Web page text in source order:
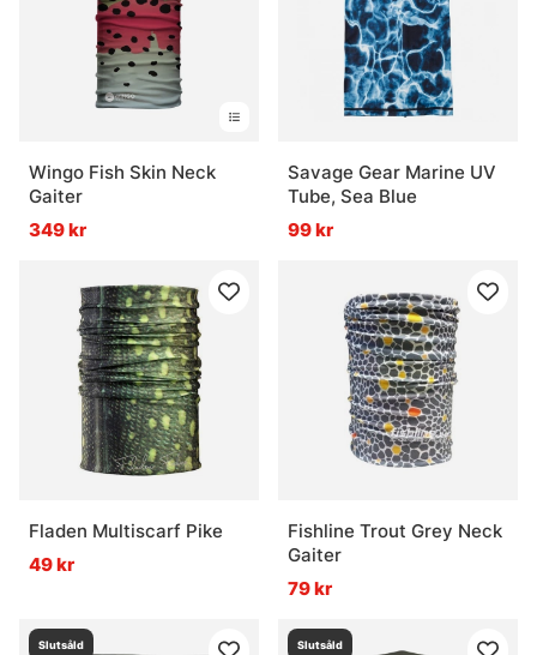
Wingo Fish Skin Neck
Gaiter
349 kr
Savage Gear Marine UV
Tube, Sea Blue
99 kr
Fladen Multiscarf Pike
49 kr
Fishline Trout Grey Neck
Gaiter
79 kr
Slutsåld Slutsåld